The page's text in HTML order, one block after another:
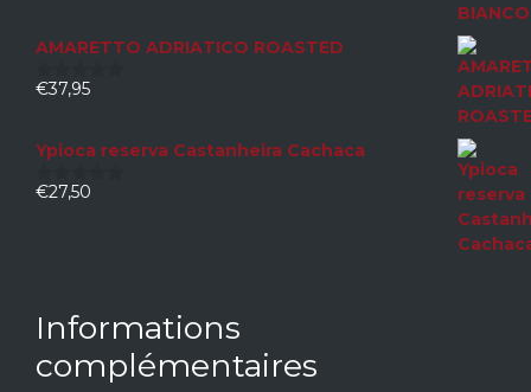
AMARETTO ADRIATICO ROASTED
0
€37,95
Ypioca reserva Castanheira Cachaca
0
€27,50
Informations
complémentaires